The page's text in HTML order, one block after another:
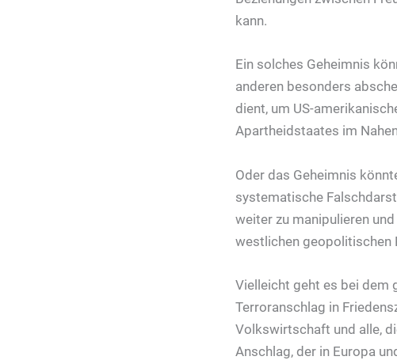
kann.
Ein solches Geheimnis
anderen besonders
dient, um US-
Apartheidstaates im
Oder das Geheimnis
systematische
weiter zu manipulieren
westlichen geopolitischen
Vielleicht geht es bei dem
Terroranschlag in
Volkswirtschaft und alle,
Anschlag, der in Europa